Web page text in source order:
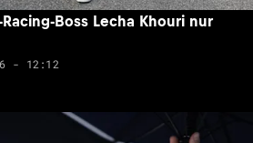
Boss Lecha Khouri nur
- 12:12